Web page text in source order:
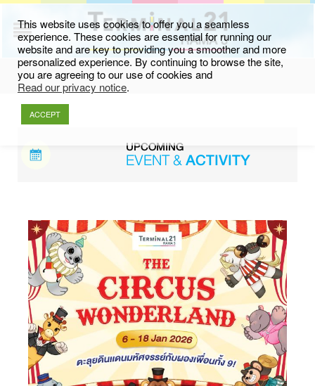
UPCOMING
EVENT &ACTIVITY
This website uses cookies to offer you a seamless
experience. These cookies are essential for running our
website and are key to providing you a smoother and more
personalized experience. By continuing to browse the site,
you are agreeing to our use of cookies and
Read our privacy notice.
ACCEPT